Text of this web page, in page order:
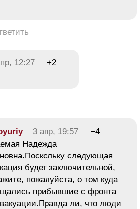
12:27
+2
3 апр, 19:57
+4
Надежда
следующая
будет заключительной,
пожалуйста, о том куда
прибывшие с фронта
ли, что люди